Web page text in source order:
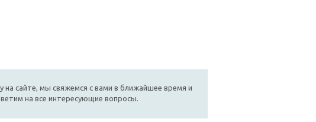
на сайте, мы свяжемся с вами в ближайшее время и
на все интересующие вопросы.